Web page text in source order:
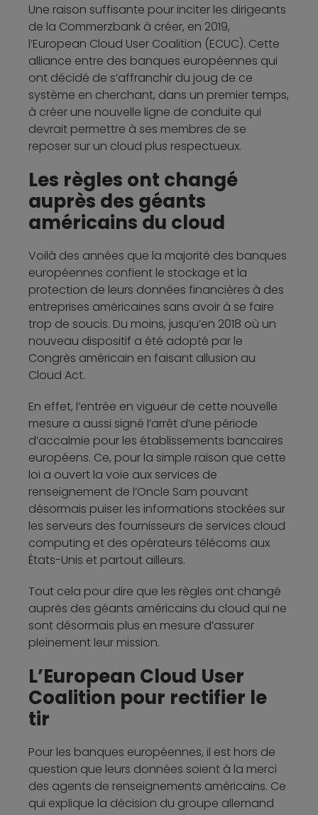
Une raison suffisante pour inciter les dirigeants
de la Commerzbank à créer, en 2019,
l’European Cloud User Coalition (ECUC). Cette
alliance entre des banques européennes qui
ont décidé de s’affranchir du joug de ce
système en cherchant, dans un premier temps,
à créer une nouvelle ligne de conduite qui
devrait permettre à ses membres de se
reposer sur un cloud plus respectueux.
Les règles ont changé
auprès des géants
américains du cloud
Voilà des années que la majorité des banques
européennes confient le stockage et la
protection de leurs données financières à des
entreprises américaines sans avoir à se faire
trop de soucis. Du moins, jusqu’en 2018 où un
nouveau dispositif a été adopté par le
Congrès américain en faisant allusion au
Cloud Act.
En effet, l’entrée en vigueur de cette nouvelle
mesure a aussi signé l’arrêt d’une période
d’accalmie pour les établissements bancaires
européens. Ce, pour la simple raison que cette
loi a ouvert la voie aux services de
renseignement de l’Oncle Sam pouvant
désormais puiser les informations stockées sur
les serveurs des fournisseurs de services cloud
computing et des opérateurs télécoms aux
États-Unis et partout ailleurs.
Tout cela pour dire que les règles ont changé
auprès des géants américains du cloud qui ne
sont désormais plus en mesure d’assurer
pleinement leur mission.
L’European Cloud User
Coalition pour rectifier le
tir
Pour les banques européennes, il est hors de
question que leurs données soient à la merci
des agents de renseignements américains. Ce
qui explique la décision du groupe allemand